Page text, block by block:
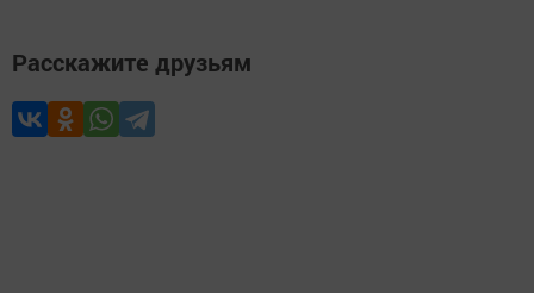
Расскажите друзьям